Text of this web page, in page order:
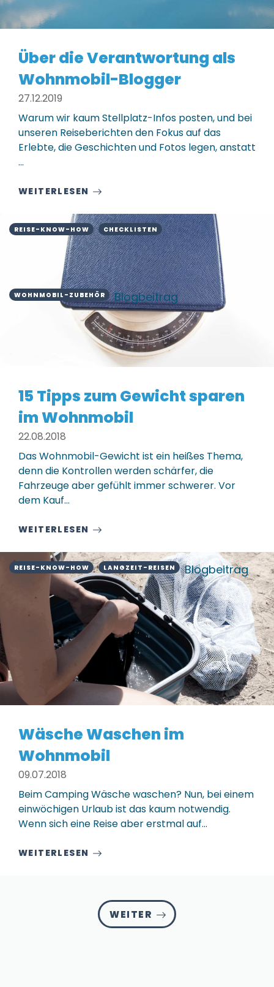
Über die Verantwortung als
Wohnmobil-Blogger
27.12.2019
Warum wir kaum Stellplatz-Infos posten, und bei
unseren Reiseberichten den Fokus auf das
Erlebte, die Geschichten und Fotos legen, anstatt
...
WEITERLESEN
REISE-KNOW-HOW CHECKLISTEN
WOHNMOBIL-ZUBEHÖR Blogbeitrag
15 Tipps zum Gewicht sparen
im Wohnmobil
22.08.2018
Das Wohnmobil-Gewicht ist ein heißes Thema,
denn die Kontrollen werden schärfer, die
Fahrzeuge aber gefühlt immer schwerer. Vor
dem Kauf…
WEITERLESEN
REISE-KNOW-HOW LANGZEIT-REISEN Blogbeitrag
Wäsche Waschen im
Wohnmobil
09.07.2018
Beim Camping Wäsche waschen? Nun, bei einem
einwöchigen Urlaub ist das kaum notwendig.
Wenn sich eine Reise aber erstmal auf…
WEITERLESEN
WEITER